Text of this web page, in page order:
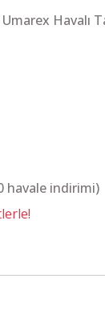
Umarex Havalı
havale indirimi)